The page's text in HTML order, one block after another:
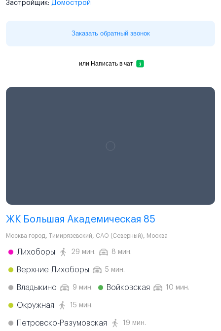
Застройщик: Домострой
Заказать обратный звонок
или Написать в чат
ЖК Большая Академическая 85
Москва город, Тимирязевский, САО (Северный), Москва
Лихоборы 29 мин. 8 мин.
Верхние Лихоборы 5 мин.
Владыкино 9 мин. Войковская 10 мин.
Окружная 15 мин.
Петровско-Разумовская 19 мин.